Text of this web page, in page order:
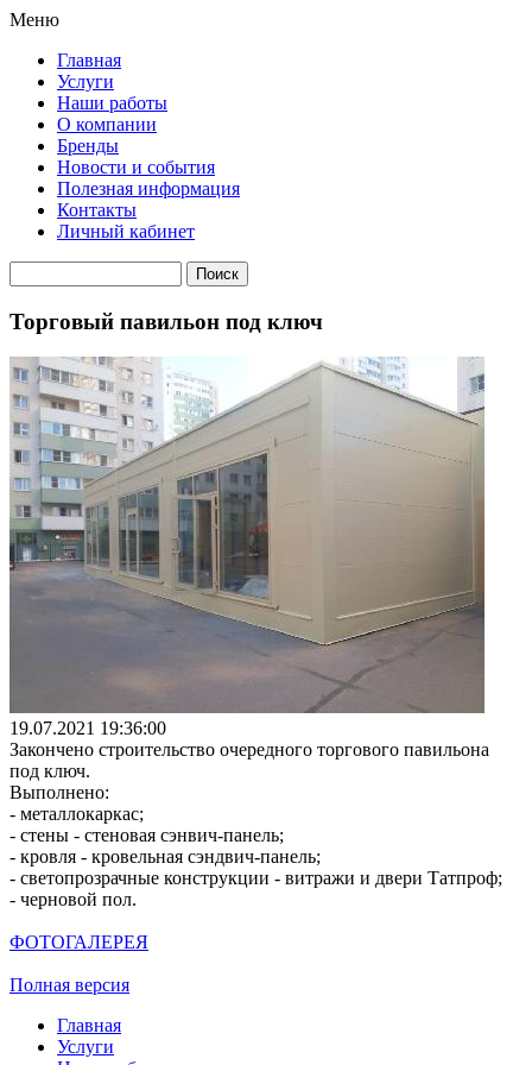
Меню
Главная
Услуги
Наши работы
О компании
Бренды
Новости и события
Полезная информация
Контакты
Личный кабинет
Торговый павильон под ключ
19.07.2021 19:36:00
Закончено строительство очередного торгового павильона
под ключ.
Выполнено:
- металлокаркас;
- стены - стеновая сэнвич-панель;
- кровля - кровельная сэндвич-панель;
- светопрозрачные конструкции - витражи и двери Татпроф;
- черновой пол.
ФОТОГАЛЕРЕЯ
Полная версия
Главная
Услуги